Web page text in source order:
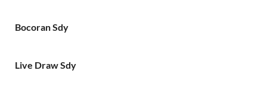
Bocoran Sdy
Live Draw Sdy